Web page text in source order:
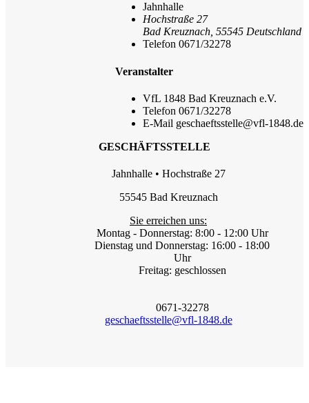
Jahnhalle
Hochstraße 27
Bad Kreuznach 55545 Deutschland
Telefon 0671/32278
Veranstalter
VfL 1848 Bad Kreuznach e.V.
Telefon 0671/32278
E-Mail geschaeftsstelle@vfl-1848.de
GESCHÄFTSSTELLE
Jahnhalle • Hochstraße 27
55545 Bad Kreuznach
Sie erreichen uns:
Montag - Donnerstag: 8:00 - 12:00 Uhr
Dienstag und Donnerstag: 16:00 - 18:00
Uhr
Freitag: geschlossen
0671-32278
geschaeftsstelle@vfl-1848.de